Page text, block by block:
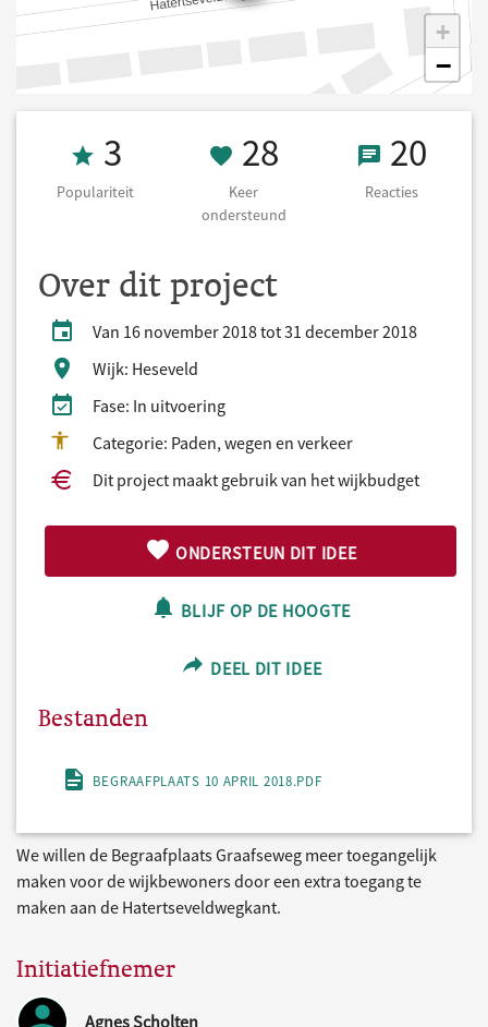
+
−
Populariteit 3
3
Populariteit
28 Keer
28
Keer
ondersteund
2020
Reacties
Over dit project
Van 16 november 2018 tot 31 december 2018
Wijk: Heseveld
Fase: In uitvoering
Categorie: Paden, wegen en verkeer
Dit project maakt gebruik van het wijkbudget
ONDERSTEUN DIT IDEE
BLIJF OP DE HOOGTE
DEEL DIT IDEE
Bestanden
BEGRAAFPLAATS 10 APRIL 2018.PDF
We willen de Begraafplaats Graafseweg meer toegangelijk
maken voor de wijkbewoners door een extra toegang te
maken aan de Hatertseveldwegkant.
Initiatiefnemer
Agnes Scholten